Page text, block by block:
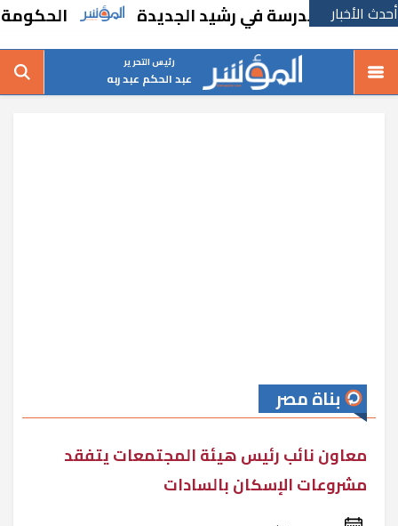
أحدث الأخبارمدرسة في رشيد الجديدة الحكومة تقر
رئيس التحرير
عبد الحكم عبد ربه
بناة مصر
معاون نائب رئيس هيئة المجتمعات يتفقد
مشروعات الإسكان بالسادات